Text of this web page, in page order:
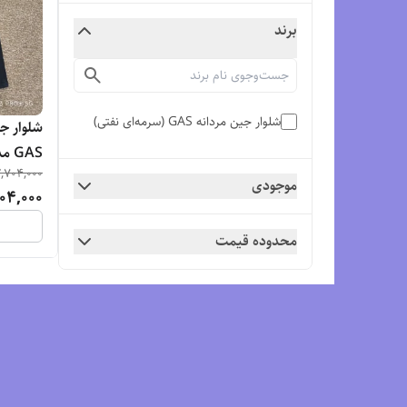
برند
شلوار جین مردانه GAS (سرمه‌ای نفتی)
موجودی
محدوده قیمت
شلوار
سرمه